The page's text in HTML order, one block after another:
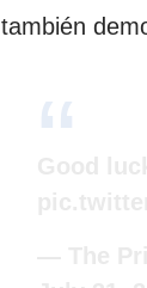
también